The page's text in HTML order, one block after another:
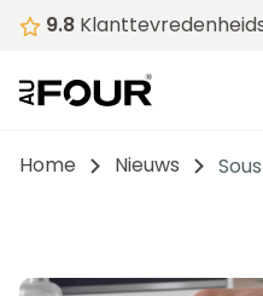
9.8
Home Nieuws